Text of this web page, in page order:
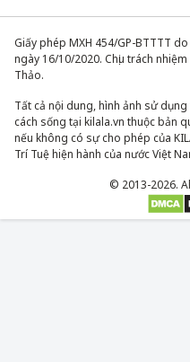
Giấy phép MXH 454/GP-BTTTT
ngày 16/10/2020. Chịu trách
Thảo.
Tất cả nội dung, hình ảnh sử
cách sống tại kilala.vn thuộc bản
nếu không có sự cho phép của
Trí Tuệ hiện hành của nước Việt
© 2013-2026.